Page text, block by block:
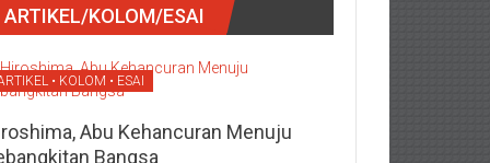
ARTIKEL/KOLOM/ESAI
• KOLOM • ESAI
Abu Kehancuran Menuju
Bangsa